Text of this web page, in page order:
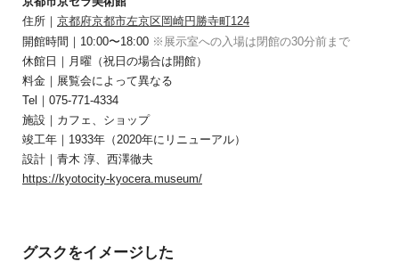
住所｜ 京都府京都市左京区岡崎円勝寺町124
開館時間｜10:00〜18:00 ※展示室への入場は閉館の30分前まで
休館日｜月曜（祝日の場合は開館）
料金｜展覧会によって異なる
Tel｜075-771-4334
施設｜カフェ、ショップ
竣工年｜1933年（2020年にリニューアル）
設計｜青木 淳、西澤徹夫
https://kyotocity-kyocera.museum/
グスクをイメージした